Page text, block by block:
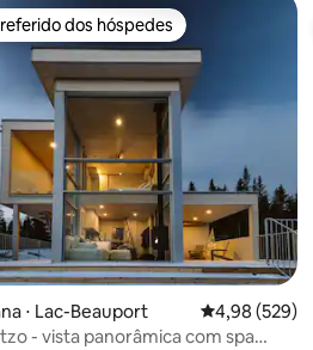
média de 5, 228 avaliações
os melhores preferidos dos hóspedes
dos hóspedes
⋅ Lac-Beauport 4,98 de uma
4,98 (529)
com spa